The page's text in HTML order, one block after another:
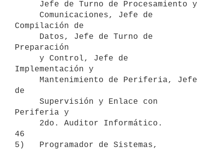
Compilación de
Preparación
Implementación y
de
Periferia y
46
5)   Programador de Sistemas,